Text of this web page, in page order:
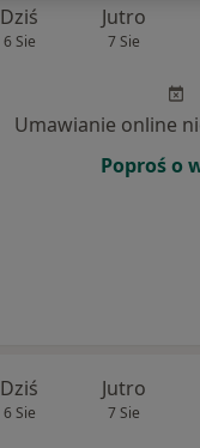
Dziś
6 Sie
Jutro
7 Sie
Umawianie online
Poproś o
Dziś
6 Sie
Jutro
7 Sie